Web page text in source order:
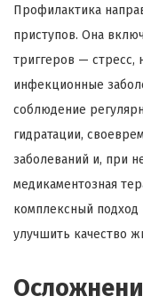
Профилактика
приступов. Она
триггеров — стресс,
инфекционные
соблюдение
гидратации,
заболеваний и, при
медикаментозная
комплексный подход
улучшить качество